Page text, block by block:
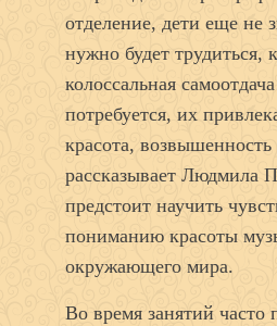
отделение, дети еще не
нужно будет трудиться,
колоссальная
потребуется, их
красота, возвышенность
рассказывает Людмила
предстоит научить
пониманию красоты
окружающего мира.
Во время занятий часто